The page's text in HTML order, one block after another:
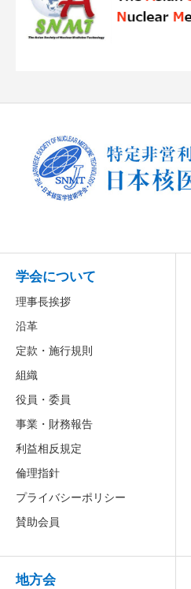
学会について
理事長挨拶
沿革
定款・施行規則
組織
役員・委員
事業・財務報告
利益相反規定
倫理指針
プライバシーポリシー
賛助会員
地方会